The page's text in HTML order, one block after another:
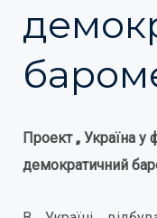
Проект „ Україна у
демократичний